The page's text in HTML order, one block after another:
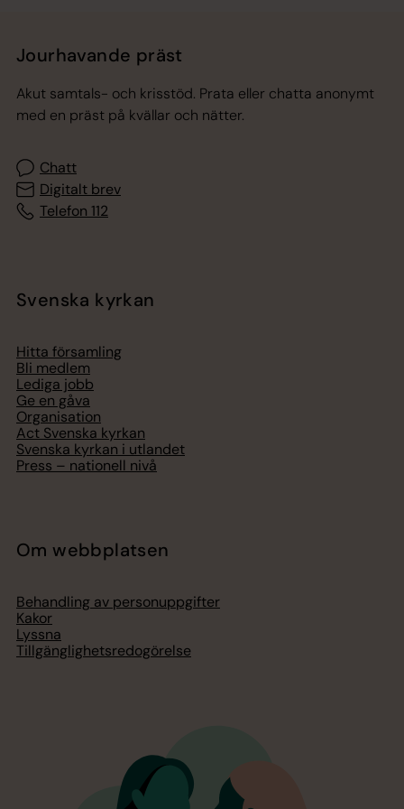
Jourhavande präst
Akut samtals- och krisstöd. Prata eller chatta anonymt
med en präst på kvällar och nätter.
Chatt
Digitalt brev
Telefon 112
Svenska kyrkan
Hitta församling
Bli medlem
Lediga jobb
Ge en gåva
Organisation
Act Svenska kyrkan
Svenska kyrkan i utlandet
Press – nationell nivå
Om webbplatsen
Behandling av personuppgifter
Kakor
Lyssna
Tillgänglighetsredogörelse